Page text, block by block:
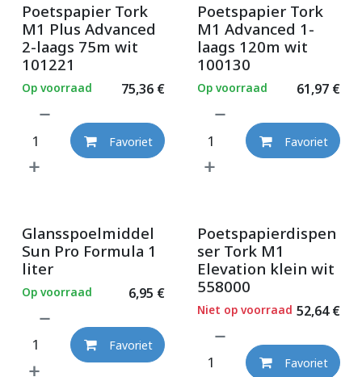
Poetspapier Tork
M1 Plus Advanced
2-laags 75m wit
101221
75,36€
Op voorraad
Favoriet
Poetspapier Tork
M1 Advanced 1-
laags 120m wit
100130
61,97€
Op voorraad
Favoriet
Glansspoelmiddel
Sun Pro Formula 1
liter
6,95 €
Op voorraad
Favoriet
Poetspapierdispen
ser Tork M1
Elevation klein wit
558000
52,64€
Niet op voorraad
Favoriet